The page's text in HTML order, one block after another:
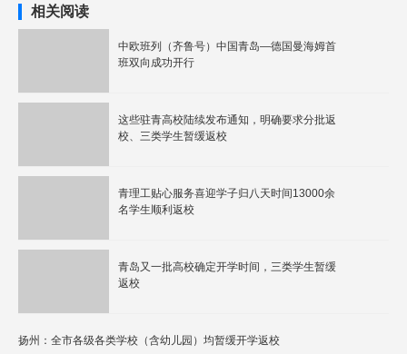
相关阅读
中欧班列（齐鲁号）中国青岛—德国曼海姆首
班双向成功开行
这些驻青高校陆续发布通知，明确要求分批返
校、三类学生暂缓返校
青理工贴心服务喜迎学子归八天时间13000余
名学生顺利返校
青岛又一批高校确定开学时间，三类学生暂缓
返校
扬州：全市各级各类学校（含幼儿园）均暂缓开学返校